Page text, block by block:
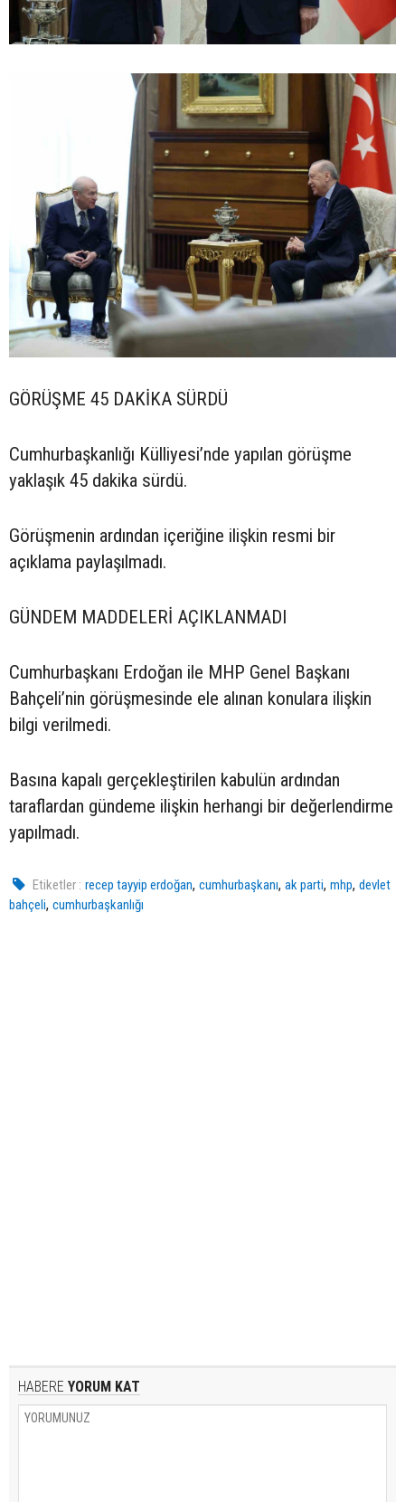
GÖRÜŞME 45 DAKİKA SÜRDÜ
Cumhurbaşkanlığı Külliyesi’nde yapılan görüşme
yaklaşık 45 dakika sürdü.
Görüşmenin ardından içeriğine ilişkin resmi bir
açıklama paylaşılmadı.
GÜNDEM MADDELERİ AÇIKLANMADI
Cumhurbaşkanı Erdoğan ile MHP Genel Başkanı
Bahçeli’nin görüşmesinde ele alınan konulara ilişkin
bilgi verilmedi.
Basına kapalı gerçekleştirilen kabulün ardından
taraflardan gündeme ilişkin herhangi bir değerlendirme
yapılmadı.
Etiketler : recep tayyip erdoğan,cumhurbaşkanı,ak parti,mhp,devlet
bahçeli, cumhurbaşkanlığı
HABERE YORUM KAT